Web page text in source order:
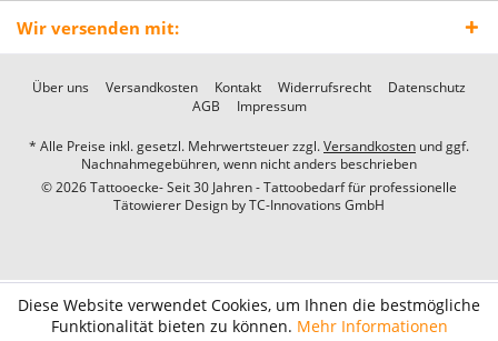
Wir versenden mit:
Über uns Versandkosten Kontakt Widerrufsrecht
Datenschutz
AGB
Impressum
* Alle Preise inkl. gesetzl. Mehrwertsteuer zzgl.Versandkosten und ggf.
Nachnahmegebühren, wenn nicht anders beschrieben
© 2026 Tattooecke- Seit 30 Jahren - Tattoobedarf für professionelle
Tätowierer Design byTC-Innovations GmbH
Diese Website verwendet Cookies, um Ihnen die bestmögliche
Funktionalität bieten zu können. Mehr Informationen